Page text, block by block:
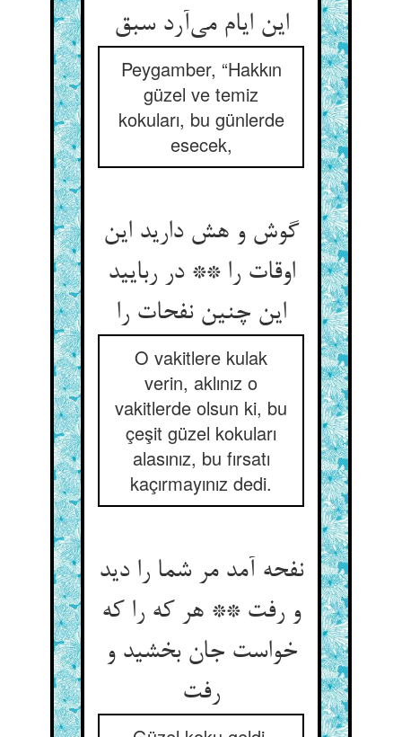
این ایام می‌‌آرد سبق‌‌
Peygamber, “Hakkın
güzel ve temiz
kokuları, bu günlerde
esecek,
گوش و هش دارید این
اوقات را ** در ربایید
این چنین نفحات را
O vakitlere kulak
verin, aklınız o
vakitlerde olsun ki, bu
çeşit güzel kokuları
alasınız, bu fırsatı
kaçırmayınız dedi.
نفحه آمد مر شما را دید
و رفت ** هر که را که
خواست جان بخشید و